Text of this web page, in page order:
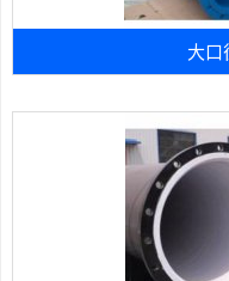
大口